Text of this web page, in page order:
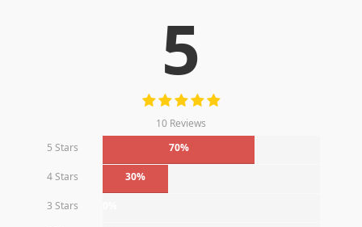
5
10 Reviews
5 Stars
70%
4 Stars 30%
3 Stars